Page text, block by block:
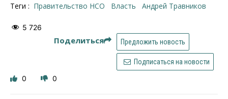
Теги : правительство НСО власть Андрей Травников
5 726
Поделиться Предложить новость
Подписаться на новости
0 0